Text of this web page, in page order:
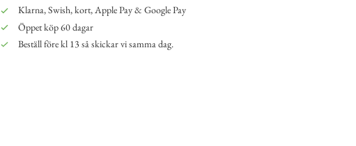
Klarna, Swish, kort, Apple Pay & Google Pay
Öppet köp 60 dagar
Beställ före kl 13 så skickar vi samma dag.